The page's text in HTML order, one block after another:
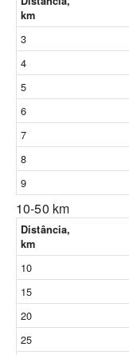
km
3
4
5
6
7
8
9
10-50 km
Distância,
km
10
15
20
25